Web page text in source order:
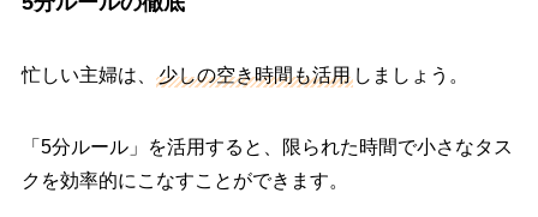
忙しい主婦は、 少しの空き時間も活用しましょう。
「5分ルール」を活用すると、限られた時間で小さなタス
クを効率的にこなすことができます。